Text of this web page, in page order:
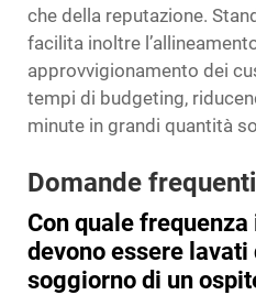
che della reputazione.
facilita inoltre
approvvigionamento dei
tempi di budgeting,
minute in grandi quantità
Domande frequenti
Con quale frequenza
devono essere lavati
soggiorno di un